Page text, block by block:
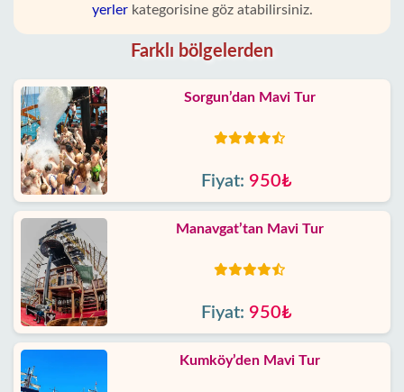
yerler kategorisine göz atabilirsiniz.
Farklı bölgelerden
Sorgun’dan Mavi Tur
Fiyat: 950₺
Manavgat’tan Mavi Tur
Fiyat: 950₺
Kumköy’den Mavi Tur